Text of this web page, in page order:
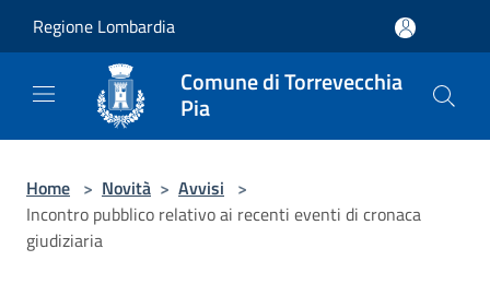
Regione Lombardia
Comune di Torrevecchia
Pia
Home > Novità > Avvisi >
Incontro pubblico relativo ai recenti eventi di cronaca
giudiziaria